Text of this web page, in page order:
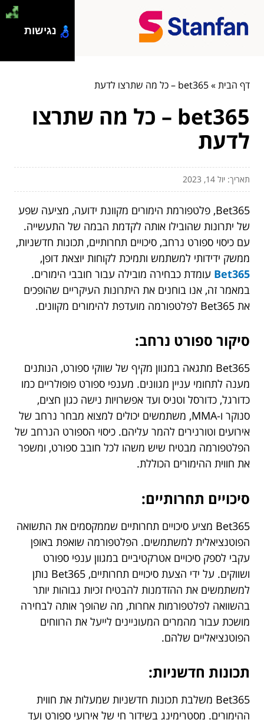
דף הבית»bet365 – כל מה שתרצו לדעת
bet365 – כל מה שתרצו
לדעת
תאריך: יול 14, 2023
Bet365, פלטפורמת הימורים מקוונת ידועה, מציעה שפע
של יתרונות שהובילו אותה לקדמת הבמה של התעשייה.
עם כיסוי ספורט נרחב, סיכויים תחרותיים, תכונות חדשניות,
ממשק ידידותי למשתמש ותמיכת לקוחות יוצאת דופן,
Bet365 עומדת כבחירה מובילה עבור חובבי הימורים.
במאמר זה, אנו בוחנים את היתרונות העיקריים שהופכים
את Bet365 לפלטפורמה מועדפת להימורים מקוונים.
סיקור ספורט נרחב:
Bet365 מתגאה במגוון מקיף של שווקי ספורט, הנותנים
מענה לתחומי עניין מגוונים. מענפי ספורט פופולריים כמו
כדורגל, כדורסל וטניס ועד אפשרויות נישה כגון חצים,
סנוקר ו-MMA, משתמשים יכולים למצוא מבחר נרחב של
אירועים וטורנירים להמר עליהם. כיסוי הספורט הנרחב של
הפלטפורמה מבטיח שיש משהו לכל חובב ספורט, ומשפר
את חווית ההימורים הכוללת.
סיכויים תחרותיים:
Bet365 מציע סיכויים תחרותיים שממקסמים את התשואה
הפוטנציאלית למשתמשים. הפלטפורמה שואפת באופן
עקבי לספק סיכויים אטרקטיביים במגוון ענפי ספורט
ושווקים. על ידי הצעת סיכויים תחרותיים, Bet365 נותן
למשתמשים את ההזדמנות להבטיח זכיות גבוהות יותר
בהשוואה לפלטפורמות אחרות, מה שהופך אותה לבחירה
מושכת עבור מהמרים המעוניינים לייעל את הרווחים
הפוטנציאליים שלהם.
תכונות חדשניות:
Bet365 משלבת תכונות חדשניות שמעלות את חווית
ההימורים. מסטרימינג בשידור חי של אירועי ספורט ועד
נגישות